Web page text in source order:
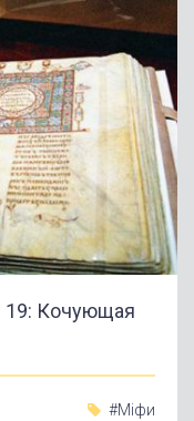
19: Кочующая
#Міфи